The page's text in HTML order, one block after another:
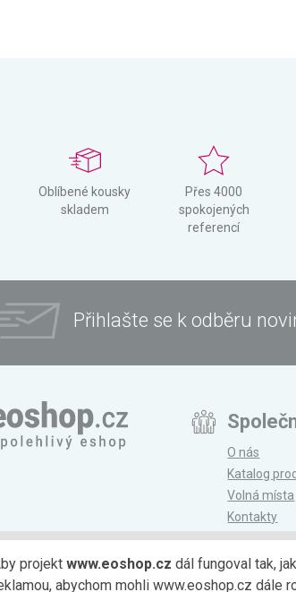
Oblíbené kousky
skladem
Přes 4000
spokojených
referencí
Přihlašte se k odběru
O nás
Katalog
Volná místa
Kontakty
Magazín
projektwww.eoshop.cz dál fungoval tak,
abychom mohli www.eoshop.cz dále